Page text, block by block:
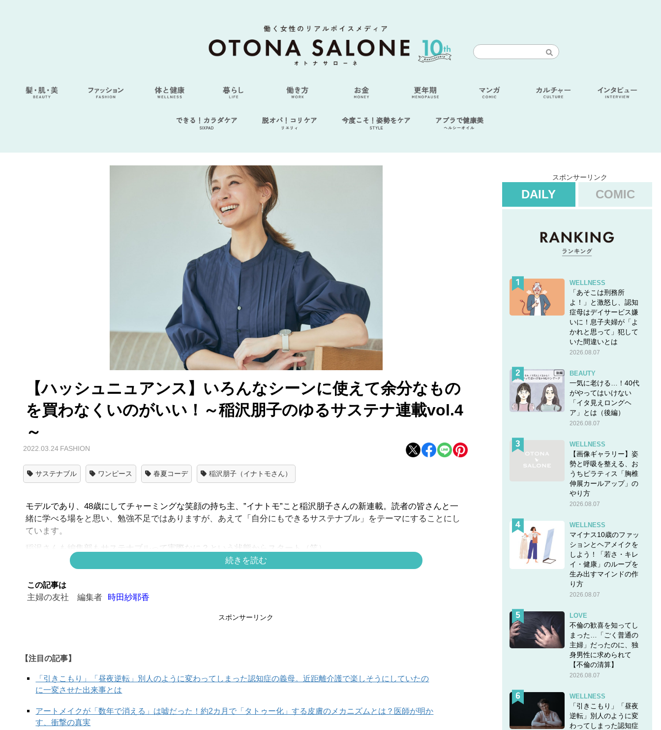
できる！カラダケア
SIXPAD
脱オバ！コリケア
リエリィ
今度こそ！姿勢をケア
STYLE
アブラで健康美
ヘルシーオイル
【ハッシュニュアンス】いろんなシーンに使えて余分なもの
を買わなくいのがいい！～稲沢朋子のゆるサステナ連載vol.4
～
2022.03.24 FASHION
サステナブル ワンピース 春夏コーデ 稲沢朋子（イナトモさん）
モデルであり、48歳にしてチャーミングな笑顔の持ち主、”イナトモ”こと稲沢朋子さんの新連載。読者の皆さんと一
緒に学べる場をと思い、勉強不足ではありますが、あえて「自分にもできるサステナブル」をテーマにすることにし
ています。
稲沢さんも編集部もサステナブルって実際なに？という状態からスタート（笑）。
ひとまずは稲沢さんとも親和性の高いアパレル業界にしぼって、展開中です~！
2019年の資料ですが、国連貿易開発会議（UNCTAD）によると実は繊維・アパレル業界は石油産業に次ぐ、環境汚染
産業の第2位とレポートしました。（詳しくは
フェアではない労働力の搾取
と言われる大きな理由。ということで、まずは「考えなしの消費」から卒業しよう！というのが、SDGs初心者にも理
解しやすい
初心者にもやさしい「自分たちにできることはなんだろう？」という視点に立って、進めるこの連載。
続きを読む
この記事は
主婦の友社 編集者 時田紗耶香
スポンサーリンク
【注目の記事】
「引きこもり」「昼夜逆転」別人のように変わってしまった認知症の義母。近距離介護で楽しそうにしていたの
に一変させた出来事とは
アートメイクが「数年で消える」は嘘だった！約2カ月で「タトゥー化」する皮膚のメカニズムとは？医師が明か
す、衝撃の真実
スポンサーリンク
DAILY COMIC
WELLNESS
「あそこは刑務所
よ！」と激怒し、認知
症母はデイサービス嫌
いに！息子夫婦が「よ
かれと思って」犯して
いた間違いとは
2026.08.07
BEAUTY
一気に老ける…！40代
がやってはいけない
「イタ見えロングヘ
ア」とは（後編）
2026.08.07
WELLNESS
【画像ギャラリー】姿
勢と呼吸を整える、お
うちピラティス「胸椎
伸展カールアップ」の
やり方
2026.08.07
WELLNESS
マイナス10歳のファッ
ションとヘアメイクを
しよう！「若さ・キレ
イ・健康」のループを
生み出すマインドの作
り方
2026.08.07
LOVE
不倫の歓喜を知ってし
まった…「ごく普通の
主婦」だったのに、独
身男性に求められて
【不倫の清算】
2026.08.07
WELLNESS
「引きこもり」「昼夜
逆転」別人のように変
わってしまった認知症